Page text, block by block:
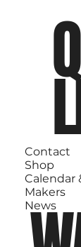
Contact
Shop
Calendar
Makers
News